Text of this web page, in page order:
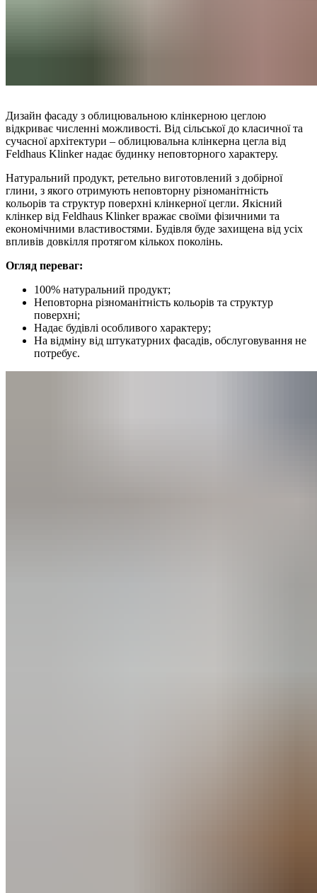
Дизайн фасаду з облицювальною клінкерною цеглою
відкриває численні можливості. Від сільської до класичної та
сучасної архітектури – облицювальна клінкерна цегла від
Feldhaus Klinker надає будинку неповторного характеру.
Натуральний продукт, ретельно виготовлений з добірної
глини, з якого отримують неповторну різноманітність
кольорів та структур поверхні клінкерної цегли. Якісний
клінкер від Feldhaus Klinker вражає своїми фізичними та
економічними властивостями. Будівля буде захищена від усіх
впливів довкілля протягом кількох поколінь.
Огляд переваг:
100% натуральний продукт;
Неповторна різноманітність кольорів та структур
поверхні;
Надає будівлі особливого характеру;
На відміну від штукатурних фасадів, обслуговування не
потребує.